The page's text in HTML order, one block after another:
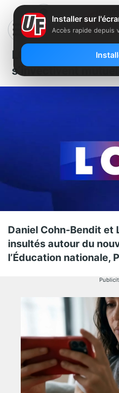
LCI : Daniel Cohn-
s’invectivent
Daniel Cohn-Bendit et
insultés autour du
l’Éducation nationale,
Installer sur
Accès rapide depuis